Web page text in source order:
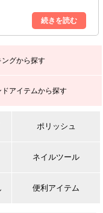
務｣はお休みいたしま
降の対応となりますので
おります｡
ングから探す
ドアイテムから探す
ポリッシュ
ネイルツール
便利アイテム